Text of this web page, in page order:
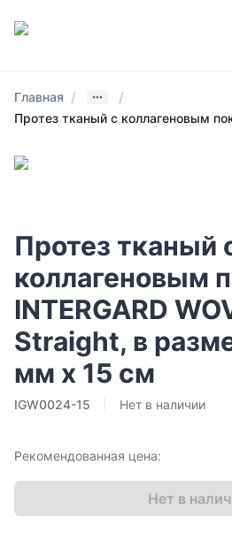
Главная / /
Протез тканый с коллагеновым
Протез тканый
коллагеновым
INTERGARD
Straight, в
мм х 15 см
IGW0024-15 Нет в наличии
Рекомендованная цена:
Нет в